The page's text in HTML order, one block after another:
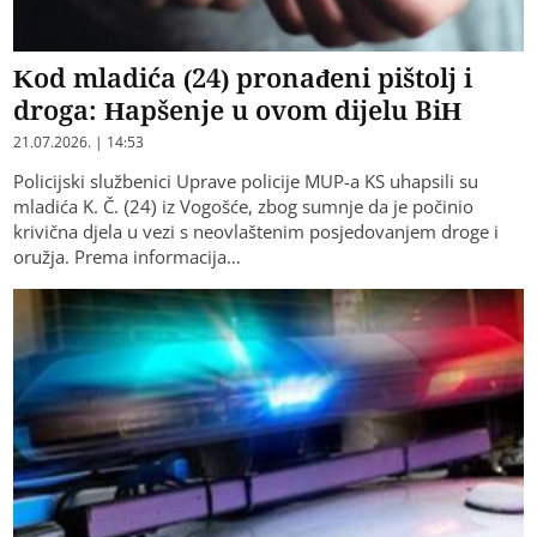
Kod mladića (24) pronađeni pištolj i
droga: Hapšenje u ovom dijelu BiH
21.07.2026. | 14:53
Policijski službenici Uprave policije MUP-a KS uhapsili su
mladića K. Č. (24) iz Vogošće, zbog sumnje da je počinio
krivična djela u vezi s neovlaštenim posjedovanjem droge i
oružja. Prema informacija…